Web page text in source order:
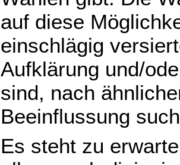
auf diese
einschlägig
Aufklärung und/
sind, nach
Beeinflussung
Es steht zu